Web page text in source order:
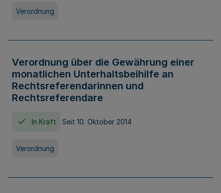
Verordnung
Verordnung über die Gewährung einer
monatlichen Unterhaltsbeihilfe an
Rechtsreferendarinnen und
Rechtsreferendare
In Kraft Seit 10. Oktober 2014
Verordnung